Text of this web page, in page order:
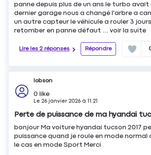
panne depuis plus de un ans le turbo
dernier garage nous a changé l'arbre a
un autre capteur le véhicule a rouler 3
retomber en panne défaut ...voir la suite
Lire les 2 réponses Répondre
lobson
0 like
Le 26 janvier 2026 à11:21
Perte de puissance de ma hyandai
bonjour Ma voiture hyandai tucson 2017
puissance quand je roule en mode normal
le cas en mode Sport Merci